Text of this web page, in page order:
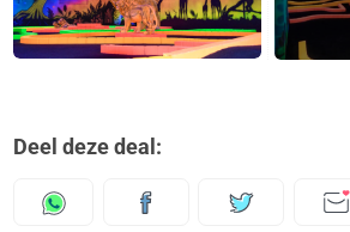
Deel deze deal: